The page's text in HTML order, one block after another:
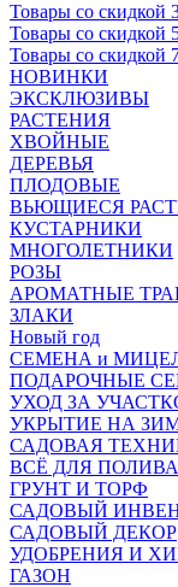
Товары со скидкой
Товары со скидкой
Товары со скидкой
НОВИНКИ
ЭКСКЛЮЗИВЫ
РАСТЕНИЯ
ХВОЙНЫЕ
ДЕРЕВЬЯ
ПЛОДОВЫЕ
ВЬЮЩИЕСЯ
КУСТАРНИКИ
МНОГОЛЕТНИКИ
РОЗЫ
АРОМАТНЫЕ
ЗЛАКИ
Новый год
СЕМЕНА и
ПОДАРОЧНЫЕ
УХОД ЗА
УКРЫТИЕ НА
САДОВАЯ
ВСЁ ДЛЯ ПОЛИВА
ГРУНТ И ТОРФ
САДОВЫЙ
САДОВЫЙ ДЕКОР
УДОБРЕНИЯ И
ГАЗОН